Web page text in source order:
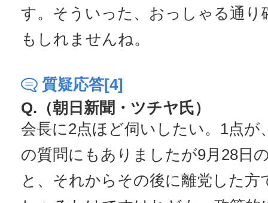
す。そういった、おっしゃる通り
もしれませんね。
質疑応答[4]
Q.（朝日新聞・ツチヤ氏）
会長に2点ほど伺いしたい。1点が
の質問にもありましたが9月28日
と、それからその後に離党した方